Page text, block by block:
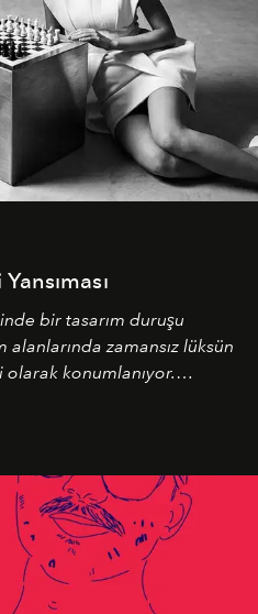
bir tasarım duruşu
alanlarında zamansız lüksün
olarak konumlanıyor.